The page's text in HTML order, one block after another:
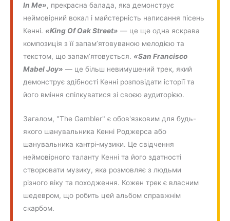
In Me», прекрасна балада, яка демонструє
неймовірний вокал і майстерність написання пісень
Кенні. «King Of Oak Street» — це ще одна яскрава
композиція з її запам’ятовуваною мелодією та
текстом, що запам’ятовується. «San Francisco
Mabel Joy» — це більш невимушений трек, який
демонструє здібності Кенні розповідати історії та
його вміння спілкуватися зі своєю аудиторією.
Загалом, "The Gambler" є обов'язковим для будь-
якого шанувальника Кенні Роджерса або
шанувальника кантрі-музики. Це свідчення
неймовірного таланту Кенні та його здатності
створювати музику, яка розмовляє з людьми
різного віку та походження. Кожен трек є власним
шедевром, що робить цей альбом справжнім
скарбом.